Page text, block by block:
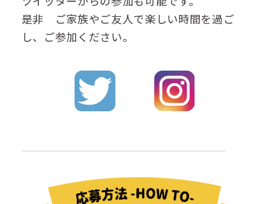
是非 ご家族やご友人で楽しい時間を過ご
し、ご参加ください。